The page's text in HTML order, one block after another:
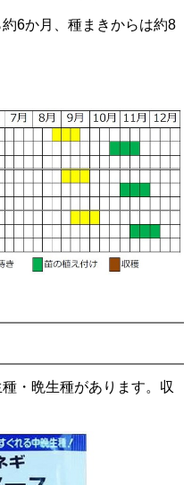
6か月、種まきからは約8
・晩生種があります。収